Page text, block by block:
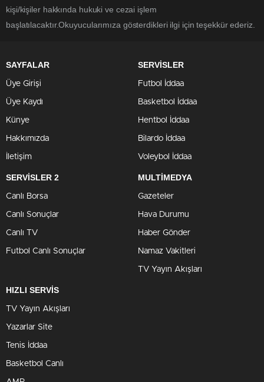
kişi/kişiler hakkında hukuki ve cezai işlem
başlatılacaktır.Okuyucularımıza gösterdikleri ilgi için teşekkür ederiz.
SAYFALAR
Üye Girişi
Üye Kaydı
Künye
Hakkımızda
İletişim
SERVİSLER
Futbol İddaa
Basketbol İddaa
Hentbol İddaa
Bilardo İddaa
Voleybol İddaa
SERVİSLER 2
Canlı Borsa
Canlı Sonuçlar
Canlı TV
Futbol Canlı Sonuçlar
MULTİMEDYA
Gazeteler
Hava Durumu
Haber Gönder
Namaz Vakitleri
TV Yayın Akışları
HIZLI SERVİS
TV Yayın Akışları
Yazarlar Site
Tenis İddaa
Basketbol Canlı